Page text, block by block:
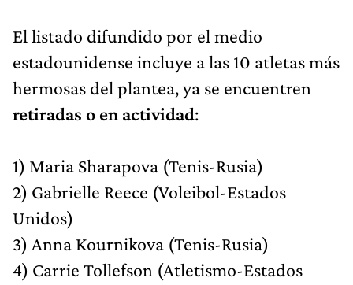
El listado difundido por el medio
estadounidense incluye a las 10 atletas más
hermosas del plantea, ya se encuentren
retiradas o en actividad:
1) Maria Sharapova (Tenis-Rusia)
2) Gabrielle Reece (Voleibol-Estados
Unidos)
3) Anna Kournikova (Tenis-Rusia)
4) Carrie Tollefson (Atletismo-Estados